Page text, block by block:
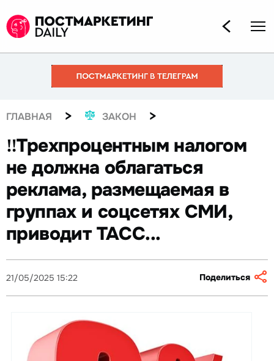
ГЛАВНАЯ > ЗАКОН >
‼️Трехпроцентным налогом
не должна облагаться
реклама, размещаемая в
группах и соцсетях СМИ,
приводит ТАСС...
21/05/2025 15:22 Поделиться